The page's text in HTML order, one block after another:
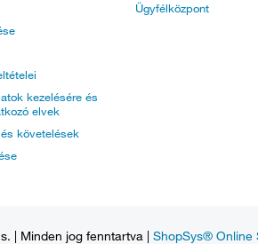
kezelésére és
elvek
követelések
Ügyfélközpont
| Minden jog fenntartva | ShopSys® Online